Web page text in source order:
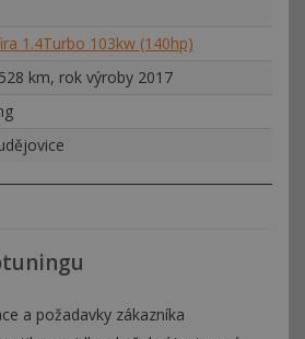
1.4Turbo 103kw (140hp)
km, rok výroby 2017
a požadavky zákazníka